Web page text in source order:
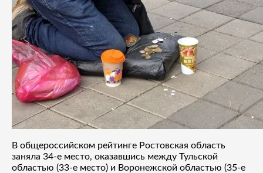
В общероссийском рейтинге Ростовская область
заняла 34-е место, оказавшись между Тульской
областью (33-е место) и Воронежской областью (35-е